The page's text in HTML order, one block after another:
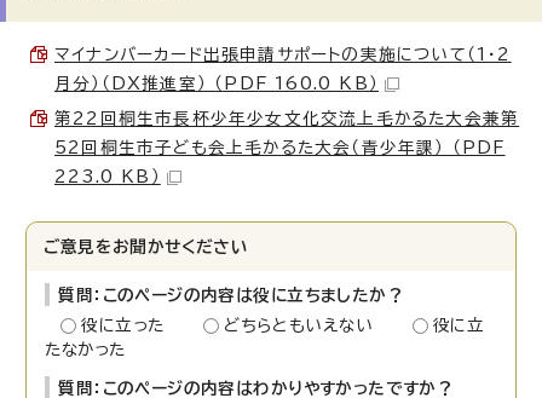
マイナンバーカード出張申請サポートの実施について（1・2
月分）（DX推進室） （PDF 160.0 KB）
第22回桐生市長杯少年少女文化交流上毛かるた大会兼第
52回桐生市子ども会上毛かるた大会（青少年課） （PDF
223.0 KB）
ご意見をお聞かせください
質問：このページの内容は役に立ちましたか？
役に立った
どちらともいえない
役に立
たなかった
質問：このページの内容はわかりやすかったですか？